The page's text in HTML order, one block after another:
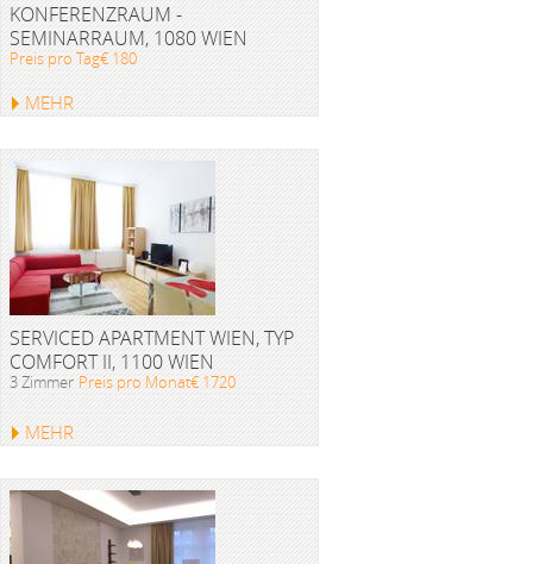
KONFERENZRAUM -
SEMINARRAUM, 1080 WIEN
Preis pro Tag€ 180
MEHR
SERVICED APARTMENT WIEN, TYP
COMFORT II, 1100 WIEN
3 Zimmer Preis pro Monat€ 1720
MEHR